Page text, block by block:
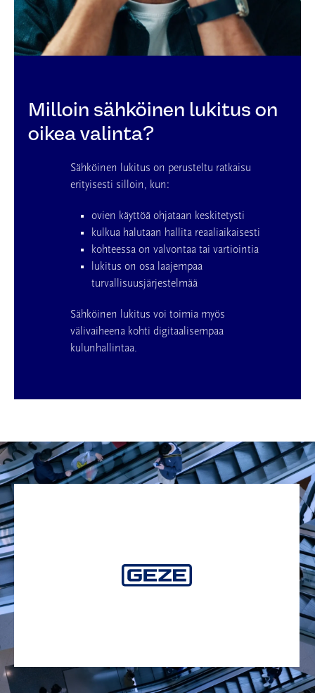
Milloin sähköinen lukitus on
oikea valinta?
Sähköinen lukitus on perusteltu ratkaisu
erityisesti silloin, kun:
ovien käyttöä ohjataan keskitetysti
kulkua halutaan hallita reaaliaikaisesti
kohteessa on valvontaa tai vartiointia
lukitus on osa laajempaa
turvallisuusjärjestelmää
Sähköinen lukitus voi toimia myös
välivaiheena kohti digitaalisempaa
kulunhallintaa.